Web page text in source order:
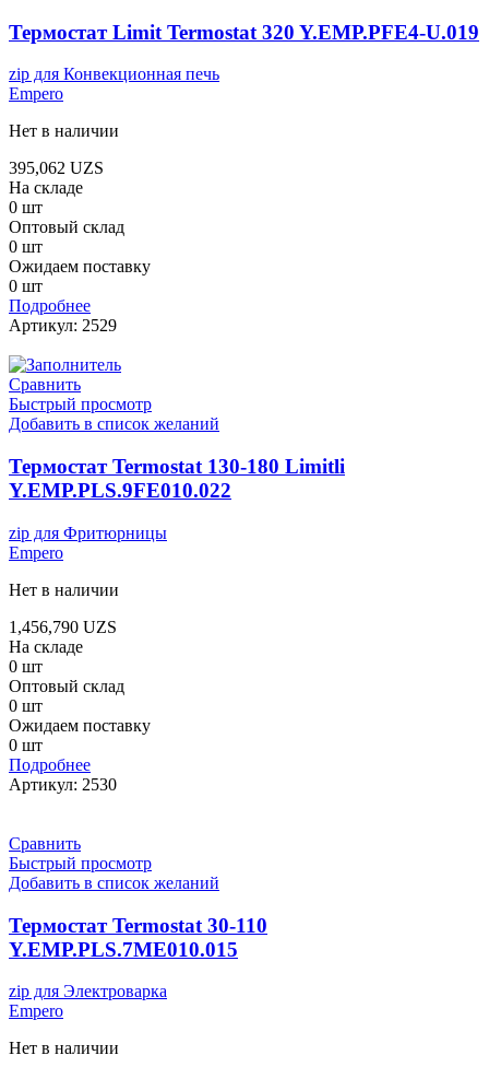
Термостат Limit Termostat 320 Y.EMP.PFE4-U.019
zip для Конвекционная печь
Empero
Нет в наличии
395,062 UZS
На складе
0 шт
Оптовый склад
0 шт
Ожидаем поставку
0 шт
Подробнее
Артикул: 2529
Сравнить
Быстрый просмотр
Добавить в список желаний
Термостат Termostat 130-180 Limitli
Y.EMP.PLS.9FE010.022
zip для Фритюрницы
Empero
Нет в наличии
1,456,790 UZS
На складе
0 шт
Оптовый склад
0 шт
Ожидаем поставку
0 шт
Подробнее
Артикул: 2530
Сравнить
Быстрый просмотр
Добавить в список желаний
Термостат Termostat 30-110
Y.EMP.PLS.7ME010.015
zip для Электроварка
Empero
Нет в наличии